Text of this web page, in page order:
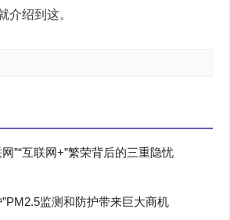
介绍到这。
网”“互联网+”繁荣背后的三重隐忧
”PM2.5监测和防护带来巨大商机